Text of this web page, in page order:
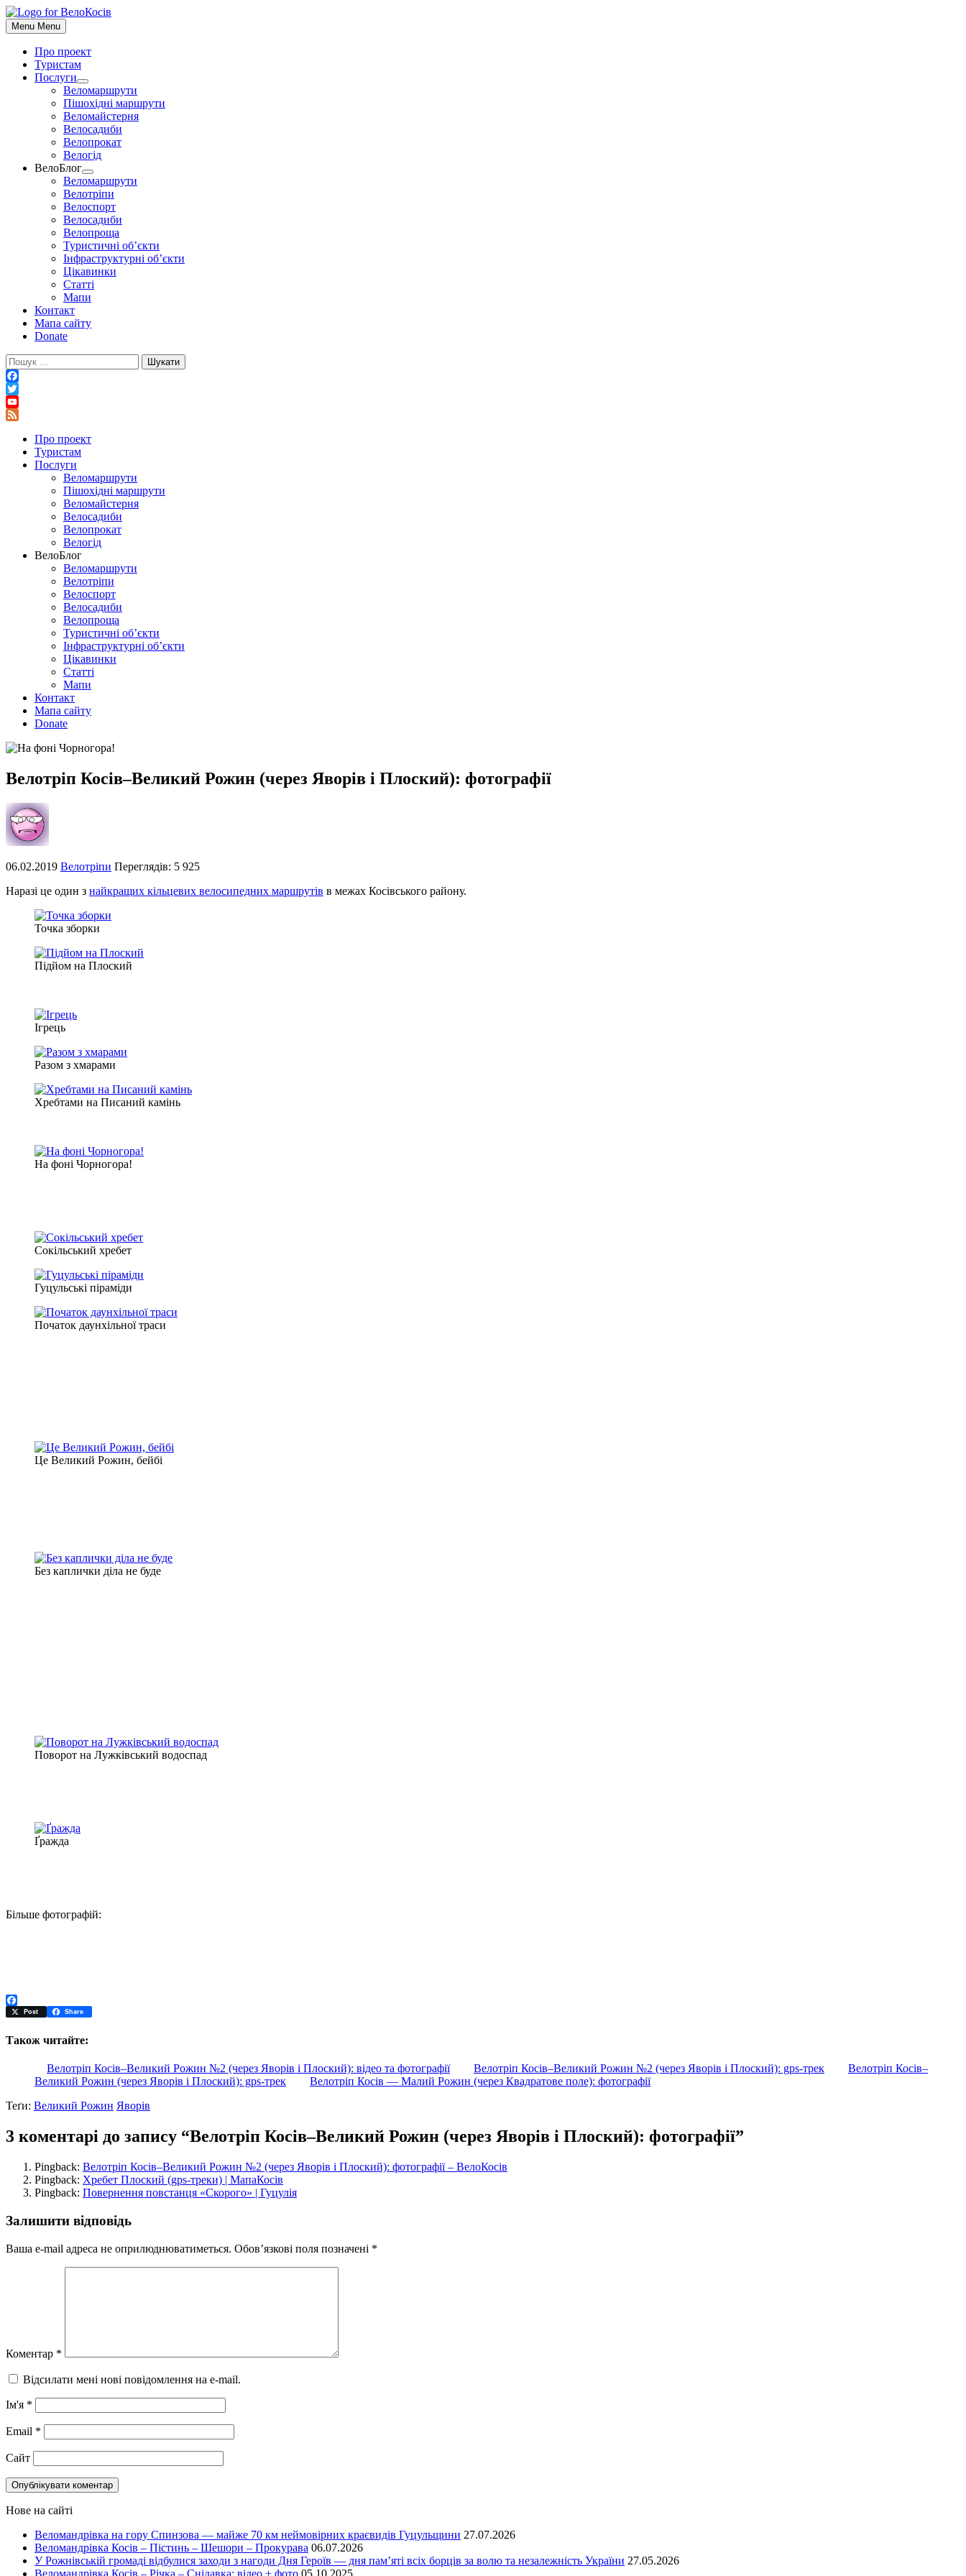
До
контенту
Menu Menu
Про проект
Туристам
Послуги
Show
sub
menu
Веломаршрути
Пішохідні маршрути
Веломайстерня
Велосадиби
Велопрокат
Велогід
ВелоБлог
Show
sub
menu
Веломаршрути
Велотріпи
Велоспорт
Велосадиби
Велопроща
Туристичні об’єкти
Інфраструктурні об’єкти
Цікавинки
Статті
Мапи
Контакт
Мапа сайту
Donate
Пошук:
Facebook
Twitter
YouTube
Про проект
Туристам
Послуги
Веломаршрути
Пішохідні маршрути
Веломайстерня
Велосадиби
Велопрокат
Велогід
ВелоБлог
Веломаршрути
Велотріпи
Велоспорт
Велосадиби
Велопроща
Туристичні об’єкти
Інфраструктурні об’єкти
Цікавинки
Статті
Мапи
Контакт
Мапа сайту
Donate
Велотріп Косів–Великий Рожин (через Яворів і Плоский): фотографії
06.02.2019 Велотріпи Переглядів: 5 925
Наразі це один з найкращих кільцевих велосипедних маршрутів в межах Косівського району.
Точка зборки
Підйом на Плоский
Ігрець
Разом з хмарами
Хребтами на Писаний камінь
На фоні Чорногора!
Сокільський хребет
Гуцульські піраміди
Початок даунхільної траси
Це Великий Рожин, бейбі
Без каплички діла не буде
Поворот на Лужківський водоспад
Ґражда
Більше фотографій:
Facebook
Post Share
Також читайте:
Велотріп Косів–Великий Рожин №2 (через Яворів і Плоский): відео та фотографії Велотріп Косів–Великий Рожин №2 (через Яворів і Плоский): gps-трек
Велотріп Косів–
Великий Рожин (через Яворів і Плоский): gps-трек
Велотріп Косів — Малий Рожин (через Квадратове поле): фотографії
Теґи: Великий Рожин Яворів
3 коментарі до запису “Велотріп Косів–Великий Рожин (через Яворів і Плоский): фотографії”
Pingback: Велотріп Косів–Великий Рожин №2 (через Яворів і Плоский): фотографії – ВелоКосів
Pingback: Хребет Плоский (gps-треки) | МапаКосів
Pingback: Повернення повстанця «Скорого» | Гуцулія
Залишити відповідь
Ваша e-mail адреса не оприлюднюватиметься. Обов’язкові поля позначені *
Коментар *
Відсилати мені нові повідомлення на e-mail.
Ім'я *
Email *
Сайт
Нове на сайті
Веломандрівка на гору Спинзова — майже 70 км неймовірних краєвидів Гуцульщини 27.07.2026
Веломандрівка Косів – Пістинь – Шешори – Прокурава 06.07.2026
У Рожнівській громаді відбулися заходи з нагоди Дня Героїв — дня пам’яті всіх борців за волю та незалежність України 27.05.2026
Веломандрівка Косів – Річка – Снідавка: відео + фото 05.10.2025